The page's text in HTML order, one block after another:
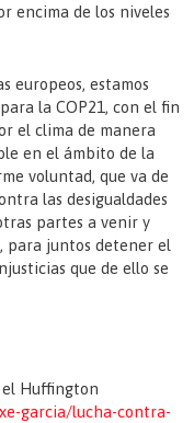
encima de los niveles
europeos, estamos
la COP21, con el fin
el clima de manera
en el ámbito de la
voluntad, que va de
las desigualdades
partes a venir y
para juntos detener el
que de ello se
el Huffington
garcia/lucha-contra-